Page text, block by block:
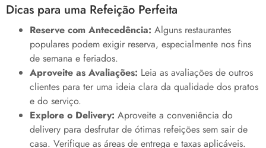
Dicas para uma Refeição Perfeita
Reserve com Antecedência: Alguns restaurantes
populares podem exigir reserva, especialmente nos fins
de semana e feriados.
Aproveite as Avaliações: Leia as avaliações de outros
clientes para ter uma ideia clara da qualidade dos pratos
e do serviço.
Explore o Delivery: Aproveite a conveniência do
delivery para desfrutar de ótimas refeições sem sair de
casa. Verifique as áreas de entrega e taxas aplicáveis.